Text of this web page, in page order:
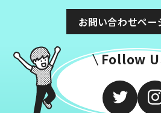
お問い合わせペー
Follow